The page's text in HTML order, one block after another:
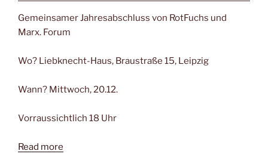
Gemeinsamer Jahresabschluss von RotFuchs und
Marx. Forum
Wo? Liebknecht-Haus, Braustraße 15, Leipzig
Wann? Mittwoch, 20.12.
Vorraussichtlich 18 Uhr
Read more